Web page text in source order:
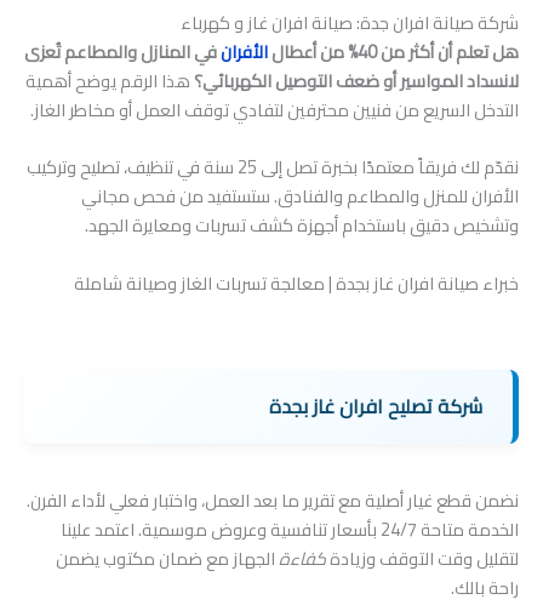
شركة صيانة افران جدة: صيانة افران غاز و كهرباء
هل تعلم أن أكثر من 40% من أعطال
الأفرانفي المنازل والمطاعم تُعزى
لانسداد المواسير أو ضعف التوصيل الكهربائي؟هذا الرقم يوضح أهمية
التدخل السريع من فنيين محترفين لتفادي توقف العمل أو مخاطر الغاز.
نقدّم لك فريقاً معتمدًا بخبرة تصل إلى 25 سنة في تنظيف، تصليح وتركيب
الأفران للمنزل والمطاعم والفنادق. ستستفيد من فحص مجاني
وتشخيص دقيق باستخدام أجهزة كشف تسربات ومعايرة الجهد.
خبراء صيانة افران غاز بجدة | معالجة تسربات الغاز وصيانة شاملة
شركة تصليح افران غاز بجدة
نضمن قطع غيار أصلية مع تقرير ما بعد العمل، واختبار فعلي لأداء الفرن.
الخدمة متاحة 24/7 بأسعار تنافسية وعروض موسمية. اعتمد علينا
لتقليل وقت التوقف وزيادةكفاءةالجهاز مع ضمان مكتوب يضمن
راحة بالك.